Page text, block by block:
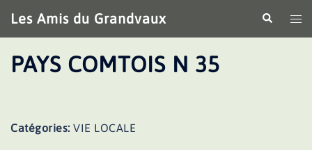
au
contenu
Les Amis du Grandvaux
le
PAYS COMTOIS N 35
Catégories: VIE LOCALE